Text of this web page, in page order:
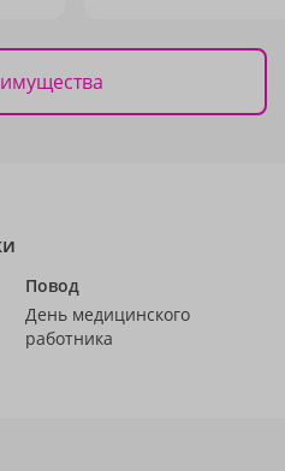
Повод
День медицинского
работника